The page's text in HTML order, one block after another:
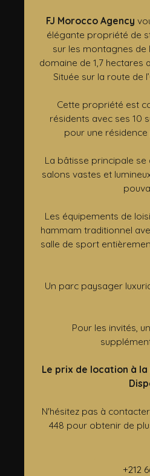
FJ Morocco Agency
élégante propriété de
sur les montagnes de
domaine de 1,7 hectares
Située sur la route de
Cette propriété est
résidents avec ses 10
pour une
La bâtisse principale
salons vastes et
Les équipements de
hammam traditionnel
salle de sport
Un parc paysager
Pour les invités,
Le prix de location à la
N'hésitez pas à contacter
448 pour obtenir de
+212